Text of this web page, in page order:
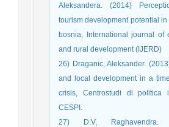
Aleksandera. (2014)
tourism development potential in
bosnia, International journal of
and rural development (IJERD)
26) Draganic, Aleksander.
and local development in a
crisis, Centrostudi di politica
CESPI.
27) D.V,